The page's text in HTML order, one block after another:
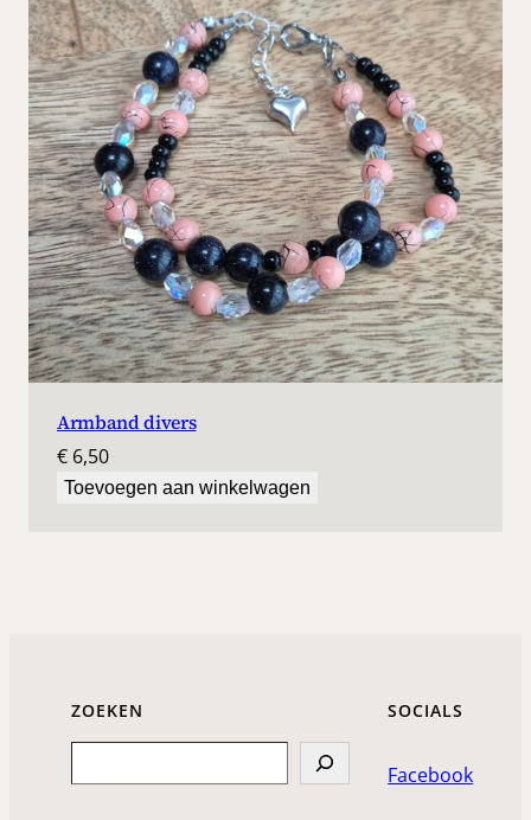
Armband divers
€ 6,50
Toevoegen aan winkelwagen
ZOEKEN SOCIALS
Facebook